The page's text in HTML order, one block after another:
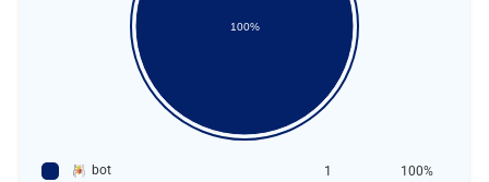
100%
bot 1 100%